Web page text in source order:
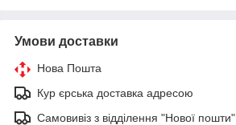
Умови доставки
Нова Пошта
Кур єрська доставка адресою
Самовивіз з відділення "Нової пошти"